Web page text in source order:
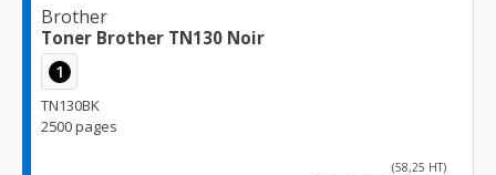
Brother
Toner Brother TN130 Noir
1
TN130BK
2500 pages
(58,25 HT)